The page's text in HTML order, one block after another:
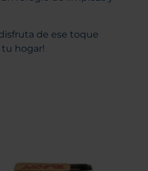
de ese toque
tu hogar!